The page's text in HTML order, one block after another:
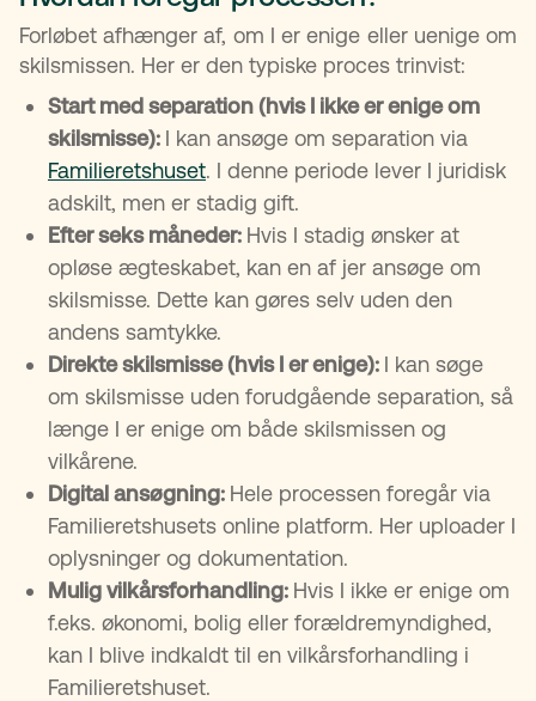
Forløbet afhænger af, om I er enige eller uenige om
skilsmissen. Her er den typiske proces trinvist:
Start med separation (hvis I ikke er enige om
skilsmisse): I kan ansøge om separation via
Familieretshuset. I denne periode lever I juridisk
adskilt, men er stadig gift.
Efter seks måneder: Hvis I stadig ønsker at
opløse ægteskabet, kan en af jer ansøge om
skilsmisse. Dette kan gøres selv uden den
andens samtykke.
Direkte skilsmisse (hvis I er enige): I kan søge
om skilsmisse uden forudgående separation, så
længe I er enige om både skilsmissen og
vilkårene.
Digital ansøgning: Hele processen foregår via
Familieretshusets online platform. Her uploader I
oplysninger og dokumentation.
Mulig vilkårsforhandling: Hvis I ikke er enige om
f.eks. økonomi, bolig eller forældremyndighed,
kan I blive indkaldt til en vilkårsforhandling i
Familieretshuset.